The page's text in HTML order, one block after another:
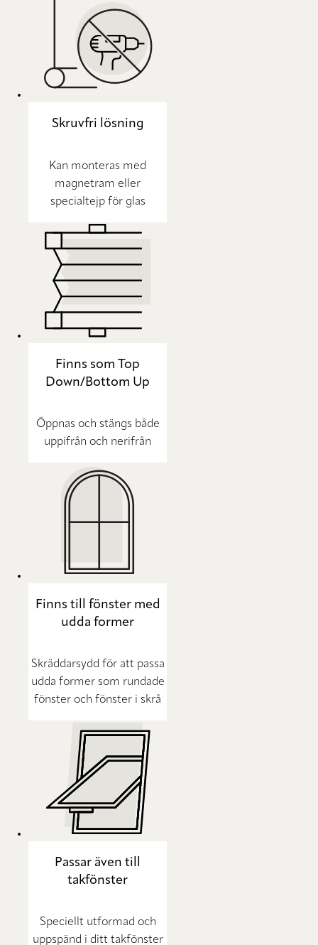
Skruvfri lösning
Kan monteras med
magnetram eller
specialtejp för glas
Finns som Top
Down/Bottom Up
Öppnas och stängs både
uppifrån och nerifrån
Finns till fönster med
udda former
Skräddarsydd för att passa
udda former som rundade
fönster och fönster i skrå
Passar även till
takfönster
Speciellt utformad och
uppspänd i ditt takfönster